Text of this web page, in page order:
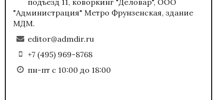
"Администрация" Метро Фрунзенская, здание
МДМ.
editor@admdir.ru
+7 (495) 969-8768
пн-пт с 10:00 до 18:00